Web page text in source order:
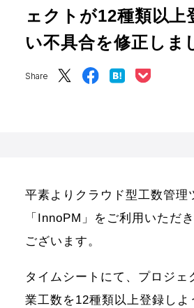
ェクトが12種類以上
い不具合を修正しま
Share
平素よりクラウド型工数管理
「InnoPM」をご利用いただ
ございます。
タイムシートにて、プロジェ
業工数を12種類以上登録しよ